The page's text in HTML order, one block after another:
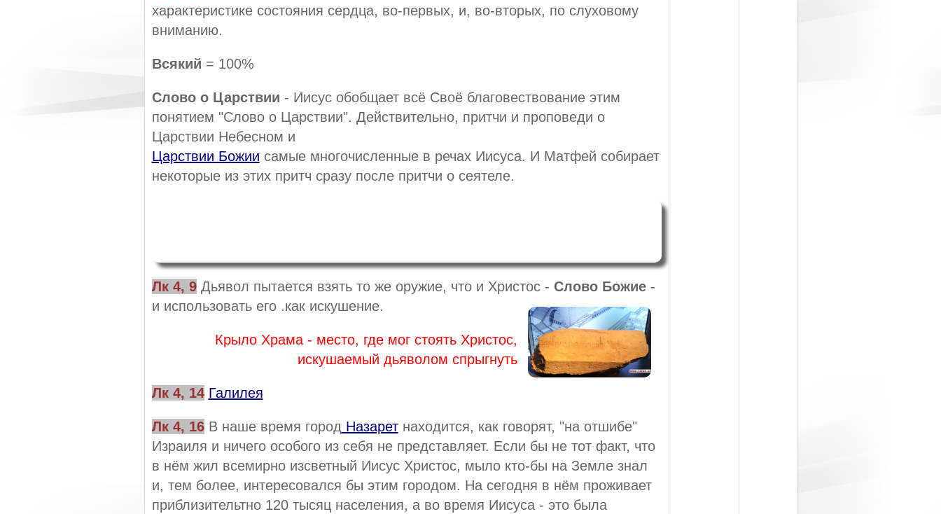
характеристике состояния сердца, во-первых, и, во-вторых, по слуховому
вниманию.
Всякий = 100%
Слово о Царствии - Иисус обобщает всё Своё благовествование этим
понятием "Слово о Царствии". Действительно, притчи и проповеди о
Царствии Небесном и
Царствии Божии самые многочисленные в речах Иисуса. И Матфей собирает
некоторые из этих притч сразу после притчи о сеятеле.
Лк 4, 9Дьявол пытается взять то же оружие, что и Христос - Слово Божие-
и использовать его .как искушение.
Крыло Храма - место, где мог стоять Христос,
искушаемый дьяволом спрыгнуть
Лк 4, 14 Галилея
Лк 4, 16В наше время город Назаретнаходится, как говорят, "на отшибе"
Израиля и ничего особого из себя не представляет. Если бы не тот факт, что
в нём жил всемирно изсветный Иисус Христос, мыло кто-бы на Земле знал
и, тем более, интересовался бы этим городом. На сегодня в нём проживает
приблизительтно 120 тысяц населения, а во время Иисуса - это была